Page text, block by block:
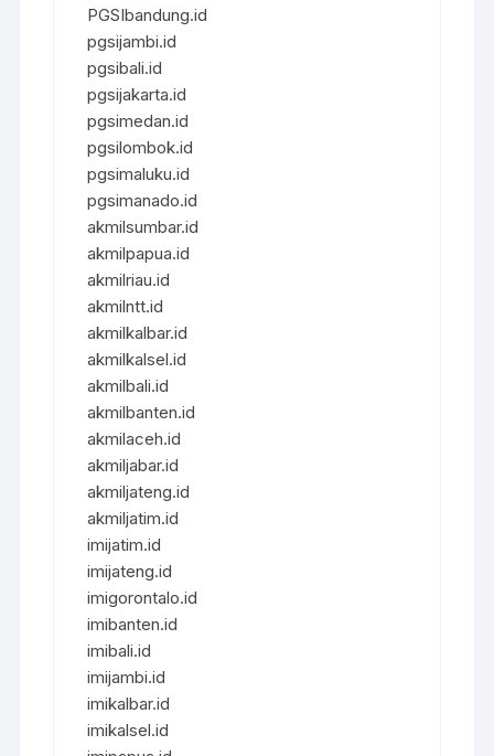
PGSIbandung.id
pgsijambi.id
pgsibali.id
pgsijakarta.id
pgsimedan.id
pgsilombok.id
pgsimaluku.id
pgsimanado.id
akmilsumbar.id
akmilpapua.id
akmilriau.id
akmilntt.id
akmilkalbar.id
akmilkalsel.id
akmilbali.id
akmilbanten.id
akmilaceh.id
akmiljabar.id
akmiljateng.id
akmiljatim.id
imijatim.id
imijateng.id
imigorontalo.id
imibanten.id
imibali.id
imijambi.id
imikalbar.id
imikalsel.id